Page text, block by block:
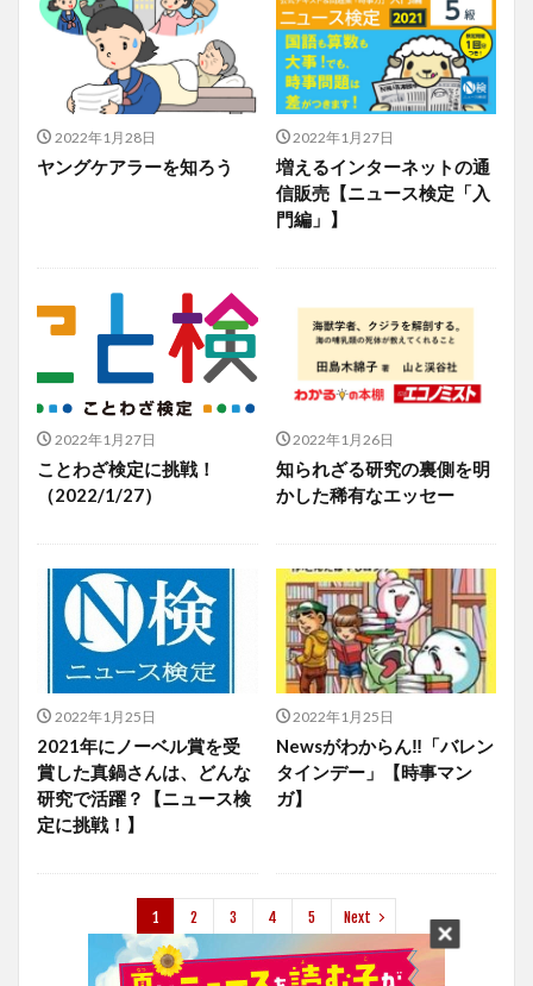
2022年1月28日
ヤングケアラーを知ろう
2022年1月27日
増えるインターネットの通
信販売【ニュース検定「入
門編」】
2022年1月27日
ことわざ検定に挑戦！
（2022/1/27）
2022年1月26日
知られざる研究の裏側を明
かした稀有なエッセー
2022年1月25日
2021年にノーベル賞を受
賞した真鍋さんは、どんな
研究で活躍？【ニュース検
定に挑戦！】
2022年1月25日
Newsがわからん‼「バレン
タインデー」【時事マン
ガ】
1 2 3 4 5 Next